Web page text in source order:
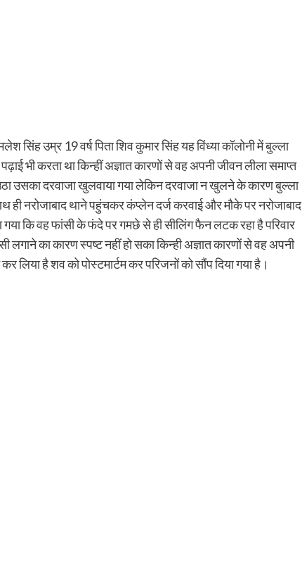
सिंह उम्र 19 वर्ष पिता शिव कुमार सिंह यह विंध्या कॉलोनी में बुल्ला
भी करता था किन्हीं अज्ञात कारणों से वह अपनी जीवन लीला समाप्त
उसका दरवाजा खुलवाया गया लेकिन दरवाजा न खुलने के कारण बुल्ला
ही नरोजाबाद थाने पहुंचकर कंप्लेन दर्ज करवाई और मौके पर नरोजाबाद
कि वह फांसी के फंदे पर गमछे से ही सीलिंग फैन लटक रहा है परिवार
का कारण स्पष्ट नहीं हो सका किन्ही अज्ञात कारणों से वह अपनी
लिया है शव को पोस्टमार्टम कर परिजनों को सौंप दिया गया है।